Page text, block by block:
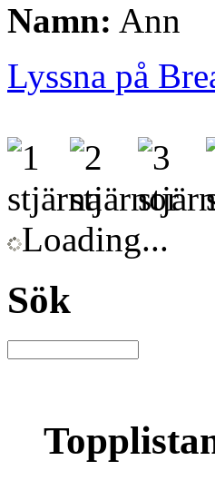
Namn: Ann
Lyssna på
Loading...
Sök